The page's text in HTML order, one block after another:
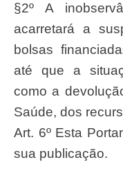
§2º A
acarretará a
bolsas
até que a
como a
Saúde, dos
Art. 6º Esta
sua publicação.